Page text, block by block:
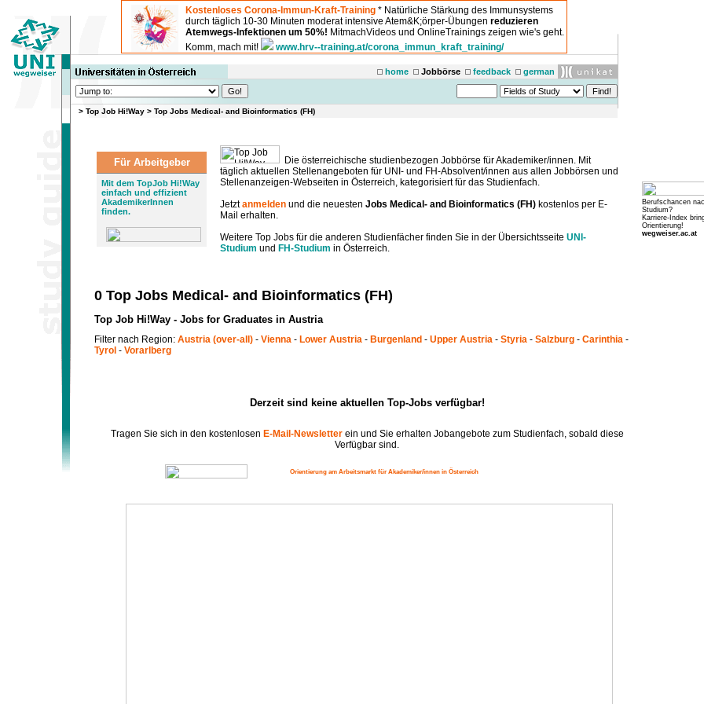
Kostenloses Corona-Immun-Kraft-Training * Natürliche Stärkung des Immunsystems
durch täglich 10-30 Minuten moderat intensive Atem&K;örper-Übungen reduzieren
Atemwegs-Infektionen um 50%! MitmachVideos und OnlineTrainings zeigen wie's geht.
Komm, mach mit!
www.hrv--training.at/corona_immun_kraft_training/
home Jobbörse feedback german
> Top Job Hi!Way > Top Jobs Medical- and Bioinformatics (FH)
Für Arbeitgeber
Mit dem TopJob Hi!Way
einfach und effizient
AkademikerInnen
finden.
Die österreichische studienbezogen Jobbörse für Akademiker/innen. Mit
täglich aktuellen Stellenangeboten für UNI- und FH-Absolvent/innen aus allen Jobbörsen und
Stellenanzeigen-Webseiten in Österreich, kategorisiert für das Studienfach.
Jetztanmelden und die neuesten Jobs Medical- and Bioinformatics (FH) kostenlos per E-
Mail erhalten.
Weitere Top Jobs für die anderen Studienfächer finden Sie in der Übersichtsseite UNI-
Studium und FH-Studium in Österreich.
0 Top Jobs Medical- and Bioinformatics (FH)
Top Job Hi!Way - Jobs for Graduates in Austria
Filter nach Region: Austria (over-all) - Vienna - Lower Austria - Burgenland - Upper Austria - Styria - Salzburg - Carinthia -
Tyrol - Vorarlberg
Derzeit sind keine aktuellen Top-Jobs verfügbar!
Tragen Sie sich in den kostenlosen E-Mail-Newsletterein und Sie erhalten Jobangebote zum Studienfach, sobald diese
Verfügbar sind.
Orientierung am Arbeitsmarkt für Akademiker/innen in Österreich
Berufschancen
Studium?
Karriere-Index
Orientierung!
wegweiser.ac.at